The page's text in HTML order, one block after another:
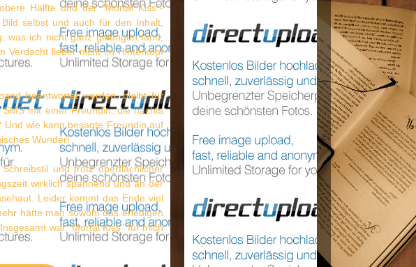
Hälfte und der "Mortal Kiss"-
selbst und auch für den Inhalt,
was ich nicht ganz gelungen fand,
Verdacht lieber nicht im Hinterkopf
beantwortet werden, bleibt für
mit einer Freundin, die nachts
wie kann besagte Freundin auf
Wunder!
und trotz oberflächlicher
wirklich spannend und an der
Leider kommt das Ende viel
hätte man sowohl das erledigen
war "Mortal Kiss" für mich